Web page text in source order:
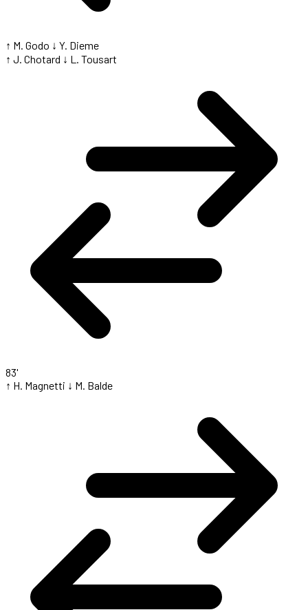
↑ M. Godo ↓ Y. Dieme
↑ J. Chotard ↓ L. Tousart
83'
↑ H. Magnetti ↓ M. Balde